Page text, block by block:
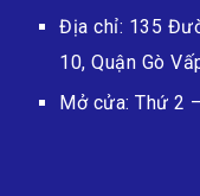
Địa chỉ: 135
10, Quận Gò
Mở cửa: Thứ 2